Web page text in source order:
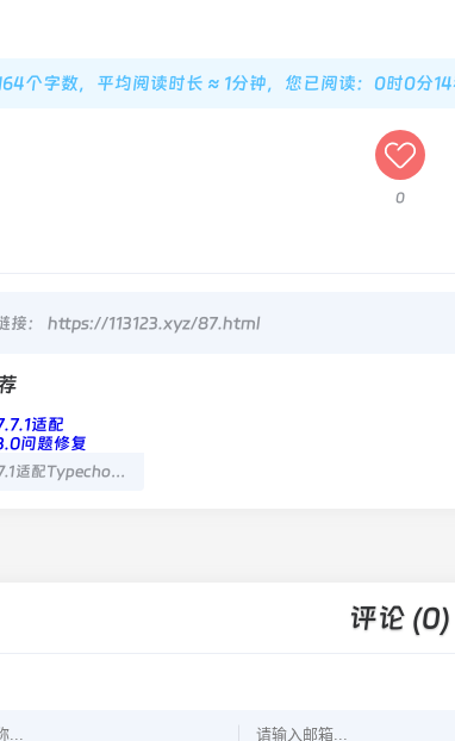
个字数，平均阅读时长 ≈ 1分钟，您已阅读：0时0分14
0
接： https://113123.xyz/87.html
Joe主题7.7.1适配Typecho1.3.0问题修复
评论 (0)